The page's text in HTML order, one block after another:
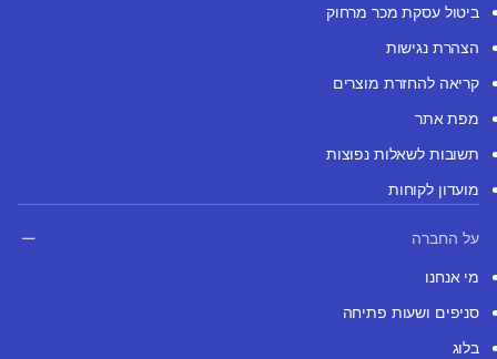
ביטול עסקת מכר מרחוק
הצהרת נגישות
קריאה להחזרת מוצרים
מפת אתר
תשובות לשאלות נפוצות
מועדון לקוחות
על החברה
מי אנחנו
סניפים ושעות פתיחה
בלוג